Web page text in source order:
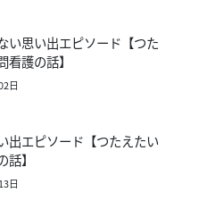
い思い出エピソード【つた
看護の話】
日
出エピソード【つたえたい
】
日